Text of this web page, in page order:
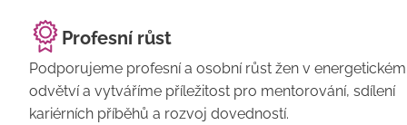
Profesní růst
Podporujeme profesní a osobní růst žen v energetickém
odvětví a vytváříme příležitost pro mentorování, sdílení
kariérních příběhů a rozvoj dovedností.